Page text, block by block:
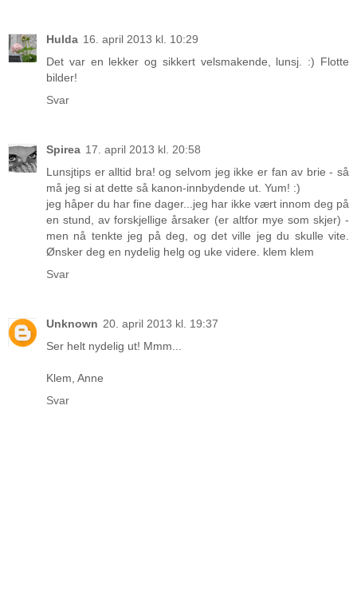
Hulda 16. april 2013 kl. 10:29
Det var en lekker og sikkert velsmakende, lunsj. :) Flotte
bilder!
Svar
Spirea 17. april 2013 kl. 20:58
Lunsjtips er alltid bra! og selvom jeg ikke er fan av brie - så
må jeg si at dette så kanon-innbydende ut. Yum! :)
jeg håper du har fine dager...jeg har ikke vært innom deg på
en stund, av forskjellige årsaker (er altfor mye som skjer) -
men nå tenkte jeg på deg, og det ville jeg du skulle vite.
Ønsker deg en nydelig helg og uke videre. klem klem
Svar
Unknown 20. april 2013 kl. 19:37
Ser helt nydelig ut! Mmm...
Klem, Anne
Svar